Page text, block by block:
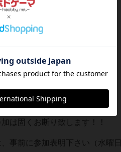
ープより確認下さい↓
は固くお断り致します！！
事前に参加表明下さい（水曜